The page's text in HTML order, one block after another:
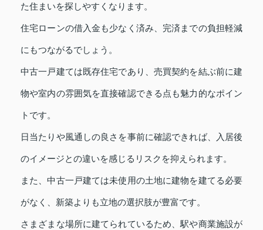
た住まいを探しやすくなります。
住宅ローンの借入金も少なく済み、完済までの負担軽減
にもつながるでしょう。
中古一戸建ては既存住宅であり、売買契約を結ぶ前に建
物や室内の雰囲気を直接確認できる点も魅力的なポイン
トです。
日当たりや風通しの良さを事前に確認できれば、入居後
のイメージとの違いを感じるリスクを抑えられます。
また、中古一戸建ては未使用の土地に建物を建てる必要
がなく、新築よりも立地の選択肢が豊富です。
さまざまな場所に建てられているため、駅や商業施設が